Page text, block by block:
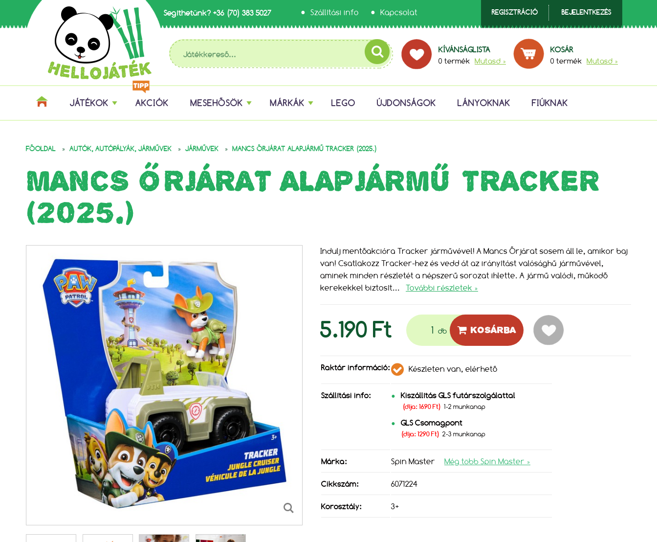
Segíthetünk? +36 (70) 383 5027 Szállítási info Kapcsolat REGISZTRÁCIÓ BEJELENTKEZÉS
KÍVÁNSÁGLISTA
0 termék Mutasd »
KOSÁR
0 termék Mutasd »
JÁTÉKOK AKCIÓK MESEHŐSÖK MÁRKÁK LEGO ÚJDONSÁGOK LÁNYOKNAK FIÚKNAK
FŐOLDAL » AUTÓK, AUTÓPÁLYÁK, JÁRMŰVEK » JÁRMŰVEK » MANCS ŐRJÁRAT ALAPJÁRMŰ TRACKER (2025.)
MANCS ŐRJÁRAT ALAPJÁRMŰ TRACKER
(2025.)
Indulj mentőakcióra Tracker járművével! A Mancs Őrjárat sosem áll le, amikor baj
van! Csatlakozz Tracker-hez és vedd át az irányítást valósághű járművével,
aminek minden részletét a népszerű sorozat ihlette. A jármű valódi, működő
kerekekkel biztosít... További részletek »
5.190 Ft db KOSÁRBA
Raktár információ: Készleten van, elérhető
Szállítási info: Kiszállítás GLS futárszolgálattal
(díja: 1690 Ft) 1-2 munkanap
GLS Csomagpont
(díja: 1290 Ft) 2-3 munkanap
Márka: Spin Master Még több Spin Master »
Cikkszám: 6071224
Korosztály: 3+